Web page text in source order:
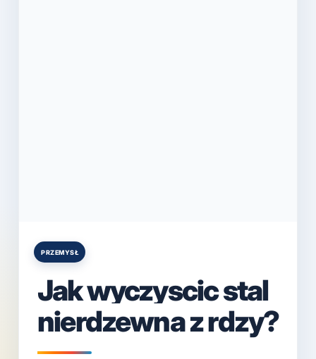
Posted
PRZEMYSŁ
Jak wyczyscic stal
nierdzewna z rdzy?